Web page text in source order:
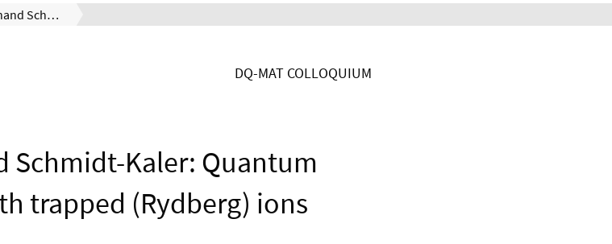
Prof. Ferdinand Schmidt-Kaler: Quantum computing with trapped (Rydberg) ions
DQ-MAT COLLOQUIUM
Schmidt-Kaler: Quantum
trapped (Rydberg) ions